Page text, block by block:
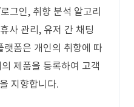
그인, 취향 분석 알고리
사 관리, 유저 간 채팅
랫폼은 개인의 취향에 따
제품을 등록하여 고객
지향합니다.